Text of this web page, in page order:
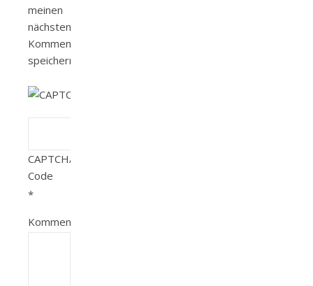
meinen
nächsten
Kommentar
speichern.
CAPTCHA
Code
*
Kommentar